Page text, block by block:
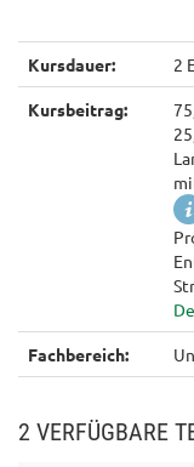
Kursdauer: 2
Kursbeitrag:
Fachbereich:
2 VERFÜGBARE